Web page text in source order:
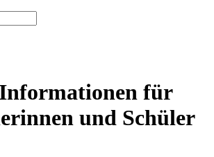
für
und Schüler